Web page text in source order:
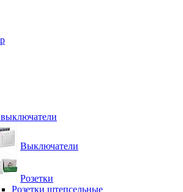
Выключатели
Розетки
Розетки штепсельные